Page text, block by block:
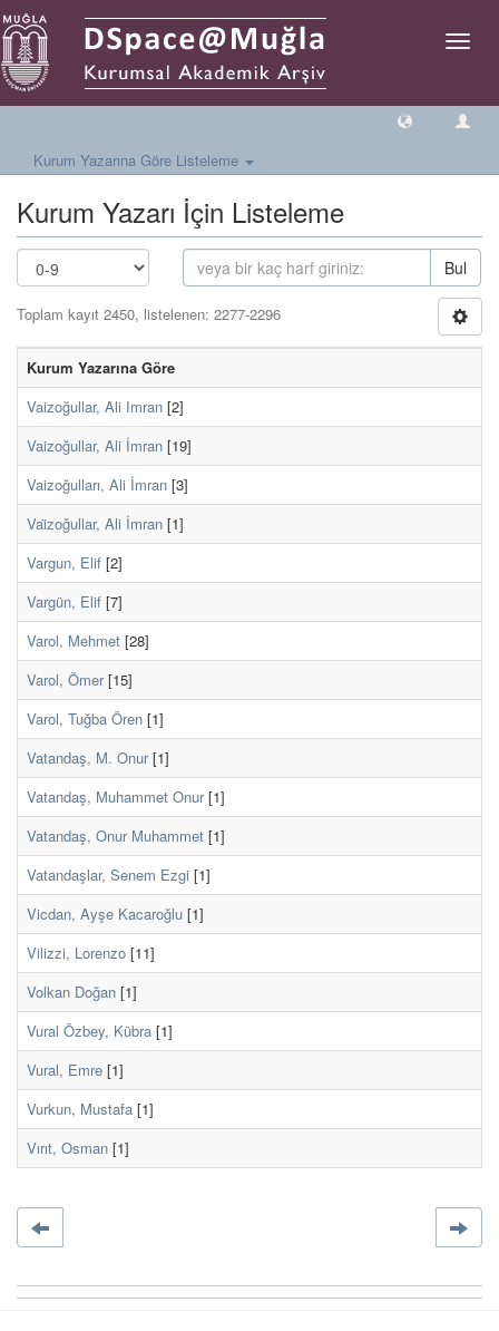
Geçiş
Kurum Yazarına Göre Listeleme
Kurum Yazarı İçin Listeleme
Bul
Toplam kayıt 2450, listelenen: 2277-2296
Kurum Yazarına Göre
Vaizoğullar, Ali Imran [2]
Vaizoğullar, Ali İmran [19]
Vaizoğulları, Ali İmran [3]
Vai̇zoğullar, Ali İmran [1]
Vargun, Elif [2]
Vargün, Elif [7]
Varol, Mehmet [28]
Varol, Ömer[15]
Varol, Tuğba Ören [1]
Vatandaş, M. Onur[1]
Vatandaş, Muhammet Onur[1]
Vatandaş, Onur Muhammet [1]
Vatandaşlar, Senem Ezgi [1]
Vicdan, Ayşe Kacaroğlu [1]
Vilizzi, Lorenzo [11]
Volkan Doğan [1]
Vural Özbey, Kübra [1]
Vural, Emre [1]
Vurkun, Mustafa [1]
Vırıt, Osman [1]